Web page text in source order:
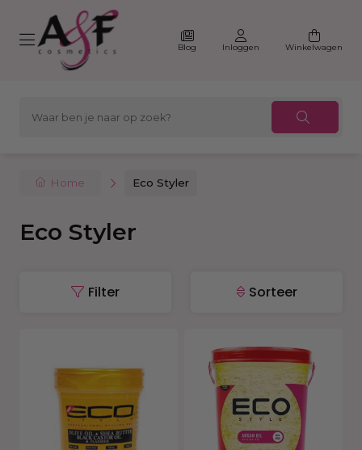
Blog Inloggen Winkelwagen
Home Eco Styler
Eco Styler
Filter Sorteer